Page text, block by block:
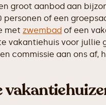
groot aanbod aan
personen of een
met zwembad of een
vakantiehuis voor jullie
commissie aan ons